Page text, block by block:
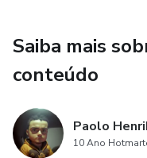
Saiba mais
conteúdo
Paolo
10 Ano